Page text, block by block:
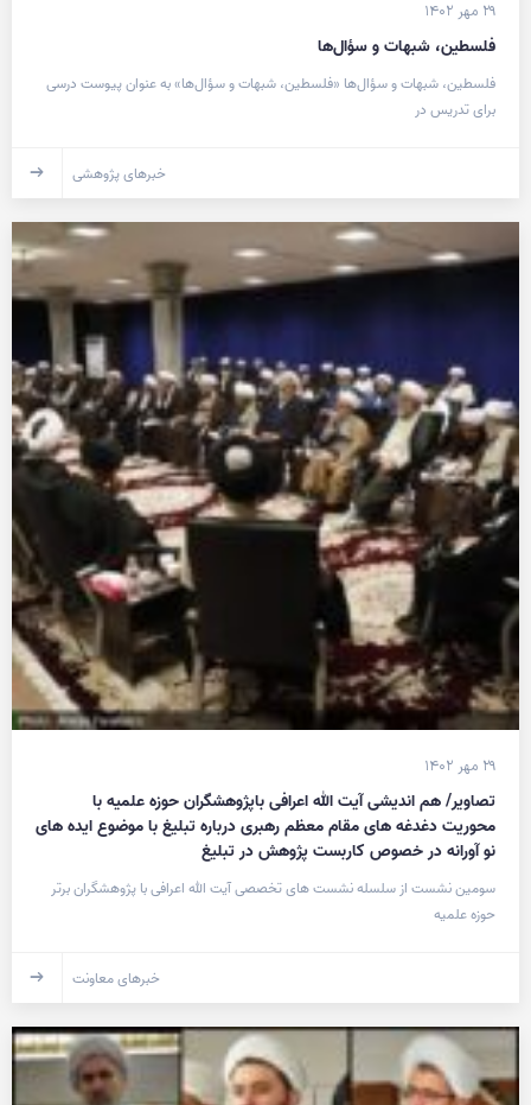
۲۹ مهر ۱۴۰۲
فلسطین، شبهات و سؤال‌ها
فلسطین، شبهات و سؤال‌ها «فلسطین، شبهات و سؤال‌ها» به عنوان پیوست درسی
برای تدریس در
خبرهای پژوهشی
۲۹ مهر ۱۴۰۲
تصاویر/ هم اندیشی آیت الله اعرافی باپژوهشگران حوزه علمیه با
محوریت دغدغه های مقام معظم رهبری درباره تبلیغ با موضوع ایده های
نو آورانه در خصوص کاربست پژوهش در تبلیغ
سومین نشست از سلسله نشست های تخصصی آیت الله اعرافی با پژوهشگران برتر
حوزه علمیه
خبرهای معاونت